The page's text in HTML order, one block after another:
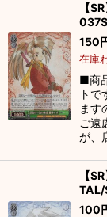
【
037S
150
在庫
■商
ト
ます
ご遠
が、
【
100